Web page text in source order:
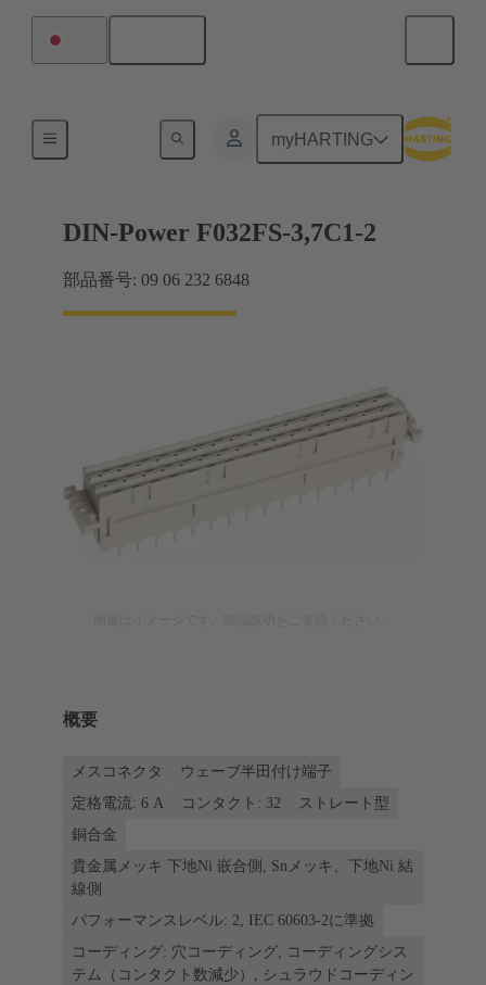
myHARTING
マザーボード ツー ドーターカード接続
DIN-Power F032FS-3,7C1-2
部品番号: 09 06 232 6848
概要
メスコネクタ
ウェーブ半田付け端子
定格電流: ‌6 A
コンタクト: 32
ストレート型
銅合金
貴金属メッキ 下地Ni 嵌合側, Snメッキ、下地Ni 結
線側
パフォーマンスレベル: 2, IEC 60603-2に準拠
コーディング: 穴コーディング, コーディングシス
テム（コンタクト数減少）, シュラウドコーディン